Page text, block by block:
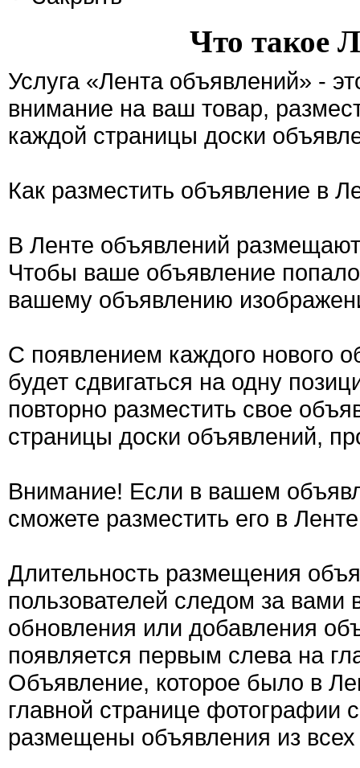
Что такое
Услуга «Лента объявлений» -
внимание на ваш товар,
каждой страницы доски
Как разместить объявление в
В Ленте объявлений
Чтобы ваше объявление
вашему объявлению
С появлением каждого нового
будет сдвигаться на одну
повторно разместить свое
страницы доски объявлений,
Внимание! Если в вашем
сможете разместить его в
Длительность размещения
пользователей следом за вами
обновления или добавления
появляется первым слева на
Объявление, которое было в
главной странице фотографии
размещены объявления из всех